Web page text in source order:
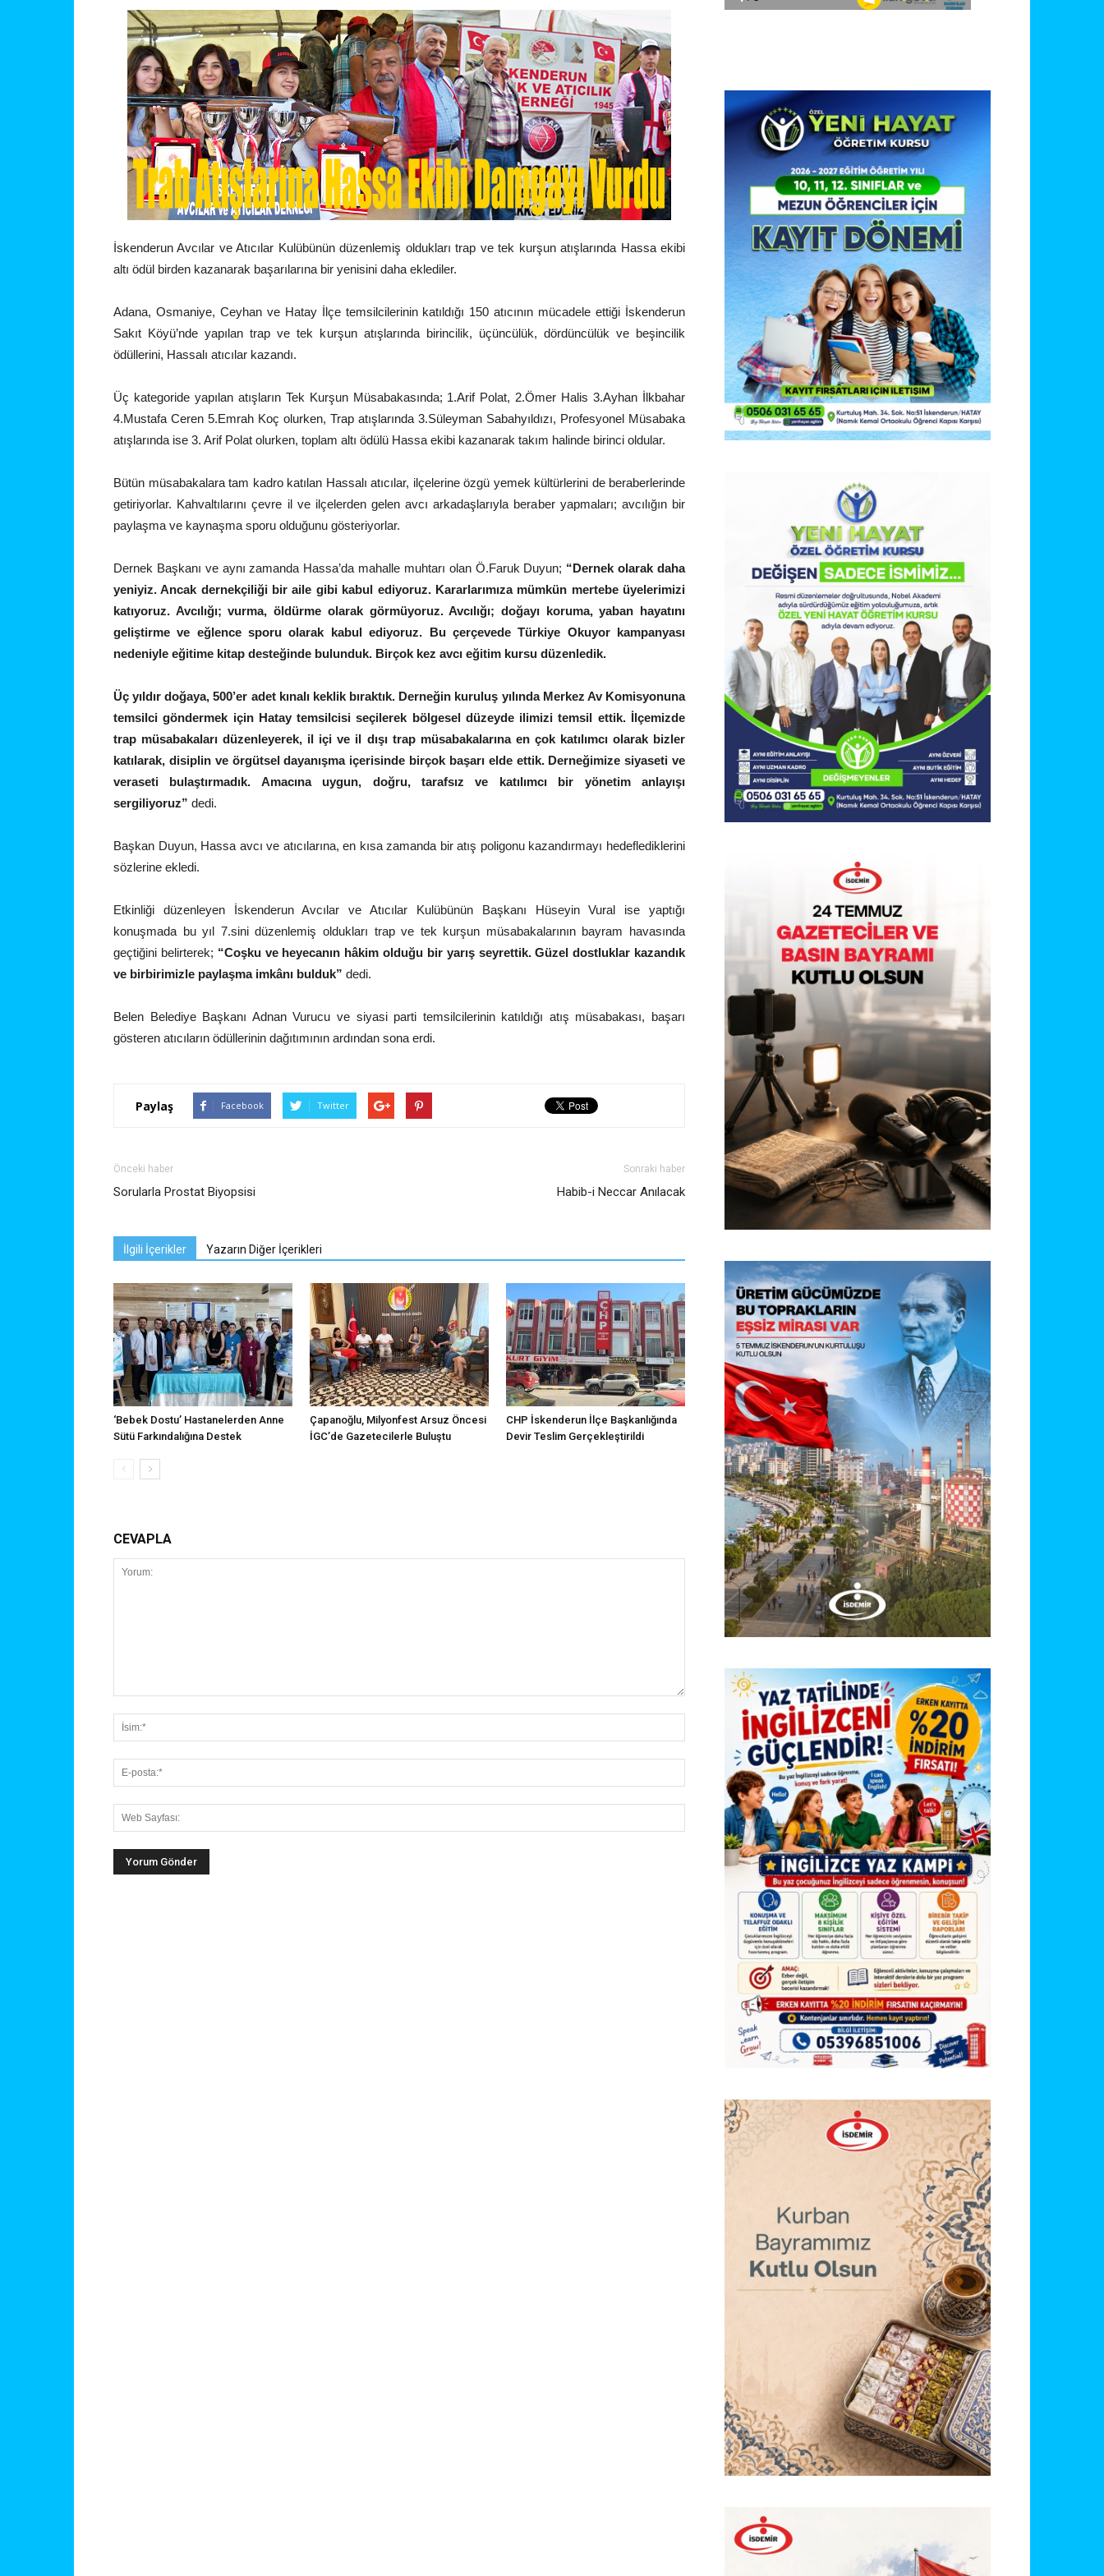
İskenderun Avcılar ve Atıcılar Kulübünün düzenlemiş oldukları trap ve tek kurşun atışlarında Hassa ekibi
altı ödül birden kazanarak başarılarına bir yenisini daha eklediler.
Adana, Osmaniye, Ceyhan ve Hatay İlçe temsilcilerinin katıldığı 150 atıcının mücadele ettiği İskenderun
Sakıt Köyü’nde yapılan trap ve tek kurşun atışlarında birincilik, üçüncülük, dördüncülük ve beşincilik
ödüllerini, Hassalı atıcılar kazandı.
Üç kategoride yapılan atışların Tek Kurşun Müsabakasında; 1.Arif Polat, 2.Ömer Halis 3.Ayhan İlkbahar
4.Mustafa Ceren 5.Emrah Koç olurken, Trap atışlarında 3.Süleyman Sabahyıldızı, Profesyonel Müsabaka
atışlarında ise 3. Arif Polat olurken, toplam altı ödülü Hassa ekibi kazanarak takım halinde birinci oldular.
Bütün müsabakalara tam kadro katılan Hassalı atıcılar, ilçelerine özgü yemek kültürlerini de beraberlerinde
getiriyorlar. Kahvaltılarını çevre il ve ilçelerden gelen avcı arkadaşlarıyla beraber yapmaları; avcılığın bir
paylaşma ve kaynaşma sporu olduğunu gösteriyorlar.
Dernek Başkanı ve aynı zamanda Hassa’da mahalle muhtarı olan Ö.Faruk Duyun; “Dernek olarak daha
yeniyiz. Ancak dernekçiliği bir aile gibi kabul ediyoruz. Kararlarımıza mümkün mertebe üyelerimizi
katıyoruz. Avcılığı; vurma, öldürme olarak görmüyoruz. Avcılığı; doğayı koruma, yaban hayatını
geliştirme ve eğlence sporu olarak kabul ediyoruz. Bu çerçevede Türkiye Okuyor kampanyası
nedeniyle eğitime kitap desteğinde bulunduk. Birçok kez avcı eğitim kursu düzenledik.
Üç yıldır doğaya, 500’er adet kınalı keklik bıraktık. Derneğin kuruluş yılında Merkez Av Komisyonuna
temsilci göndermek için Hatay temsilcisi seçilerek bölgesel düzeyde ilimizi temsil ettik. İlçemizde
trap müsabakaları düzenleyerek, il içi ve il dışı trap müsabakalarına en çok katılımcı olarak bizler
katılarak, disiplin ve örgütsel dayanışma içerisinde birçok başarı elde ettik. Derneğimize siyaseti ve
veraseti bulaştırmadık. Amacına uygun, doğru, tarafsız ve katılımcı bir yönetim anlayışı
sergiliyoruz” dedi.
Başkan Duyun, Hassa avcı ve atıcılarına, en kısa zamanda bir atış poligonu kazandırmayı hedeflediklerini
sözlerine ekledi.
Etkinliği düzenleyen İskenderun Avcılar ve Atıcılar Kulübünün Başkanı Hüseyin Vural ise yaptığı
konuşmada bu yıl 7.sini düzenlemiş oldukları trap ve tek kurşun müsabakalarının bayram havasında
geçtiğini belirterek; “Coşku ve heyecanın hâkim olduğu bir yarış seyrettik. Güzel dostluklar kazandık
ve birbirimizle paylaşma imkânı bulduk” dedi.
Belen Belediye Başkanı Adnan Vurucu ve siyasi parti temsilcilerinin katıldığı atış müsabakası, başarı
gösteren atıcıların ödüllerinin dağıtımının ardından sona erdi.
Paylaş Facebook Twitter
Önceki haber
Sorularla Prostat Biyopsisi
Sonraki haber
Habib-i Neccar Anılacak
İlgili İçerikler Yazarın Diğer İçerikleri
‘Bebek Dostu’ Hastanelerden Anne
Sütü Farkındalığına Destek
Çapanoğlu, Milyonfest Arsuz Öncesi
İGC’de Gazetecilerle Buluştu
CHP İskenderun İlçe Başkanlığında
Devir Teslim Gerçekleştirildi
CEVAPLA